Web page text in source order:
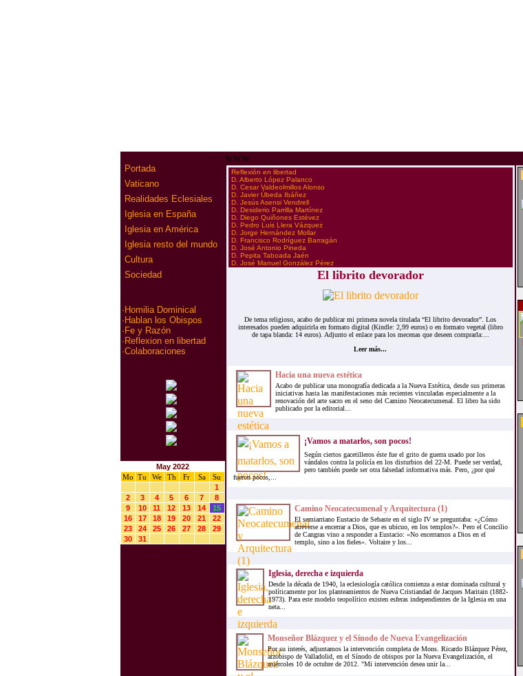
Portada
Vaticano
Realidades Eclesiales
Iglesia en España
Iglesia en América
Iglesia resto del mundo
Cultura
Sociedad
· Homilia Dominical
· Hablan los Obispos
· Fe y Razón
· Reflexion en libertad
·Colaboraciones
May 2022
Mo Tu We Th Fr Sa
Su
1
2
3 4 5 6 7
8
9
10 11 12 13 14
15
16
17 18 19 20 21
22
23
24 25 26 27 28
29
30
31
www
·Reflexión en libertad
·D. Alberto López Palanco
·D. Cesar Valdeolmillos Alonso
·D. Javier Úbeda Ibáñez
·D. Jesús Asensi Vendrell
·D. Desiderio Parrilla Martínez
·D. Diego Quiñones Estévez
·D. Pedro Luis Llera Vázquez
·D. Jorge Hernández Mollar
·D. Francisco Rodríguez Barragán
·D. José Antonio Pineda
·D. Pepita Taboada Jaén
·D. José Manuel González Pérez
El librito devorador
De tema religioso, acabo de publicar mi primera novela titulada “El librito devorador”. Los
interesados pueden adquirirla en formato digital (Kindle: 2,99 euros) o en formato vegetal (libro
de tapa blanda: 14 euros). Adjunto el enlace para los mecenas que deseen comprarla:...
Leer más...
Hacia una nueva estética
Acabo de publicar una monografía dedicada a la Nueva Estética, desde sus primeras
iniciativas hasta las manifestaciones más recientes vinculadas especialmente a la
renovación del arte sacro en el seno del Camino Neocatecumenal. El libro ha sido
publicado por la editorial...
¡Vamos a matarlos, son pocos!
Según ciertos gacetilleros éste fue el grito de guerra usado por los
vándalos contra la policía en los disturbios del 22-M. Puede ser verdad,
pero también puede ser otra falsedad informativa más. Pero, ¿por qué
fueron pocos,...
Camino Neocatecumenal y Arquitectura (1)
El semiarriano Eustacio de Sebaste en el siglo IV se preguntaba: «¿Cómo
atreverse a encerrar a Dios, que es ubicuo, en los templos?». Pero el Concilio
de Cangras vino a responder a Eustacio: «No encerramos a Dios en el
templo, sino a los fieles». Voltaire y los...
Iglesia, derecha e izquierda
Desde la década de 1940, la eclesiología católica comienza a estar dominada cultural y
políticamente por los planteamientos de Nueva Cristiandad de Jacques Maritain (1882-
1973). Para este modelo teopolítico existen esferas independientes de la Iglesia en una
neta...
Monseñor Blázquez y el Sínodo de Nueva Evangelización
Por su interés, adjuntamos la intervención completa de Mons. Ricardo Blázquez Pérez,
arzobispo de Valladolid, en el Sínodo de obispos por la Nueva Evangelización, el
miércoles 10 de octubre de 2012. "Mi intervención desea unir la...